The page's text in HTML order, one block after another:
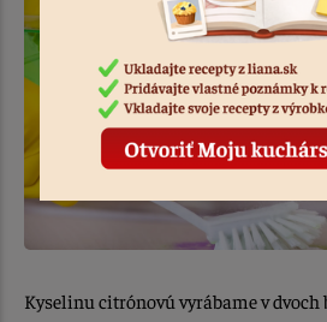
Kyselinu citrónovú vyrábame v dvoch